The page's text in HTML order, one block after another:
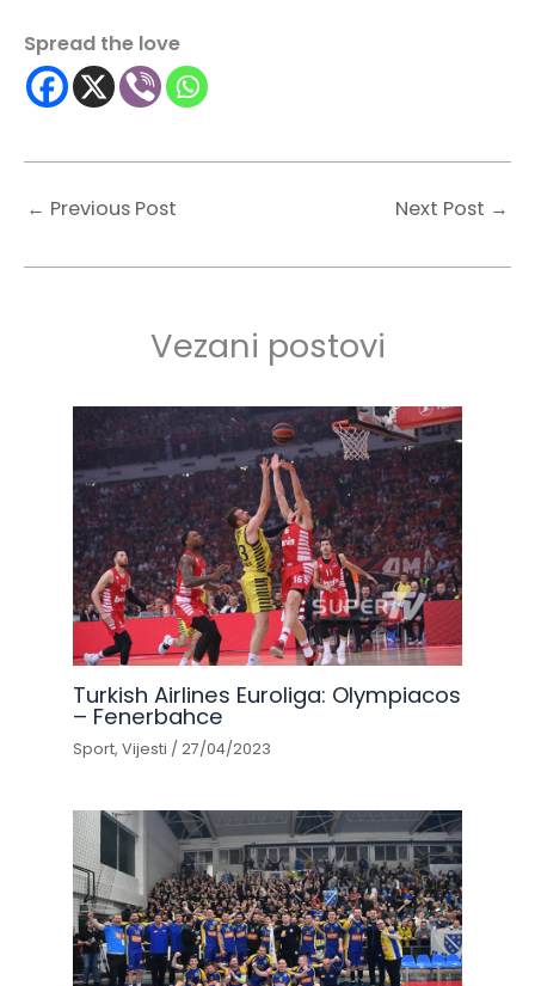
Spread the love
← Previous Post Next Post →
Vezani postovi
Turkish Airlines Euroliga: Olympiacos
– Fenerbahce
Sport,Vijesti /27/04/2023